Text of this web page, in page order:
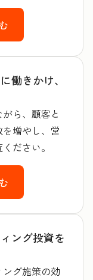
働きかけ、
ら、顧客と
増やし、営
ださい。
ング投資を
グ施策の効